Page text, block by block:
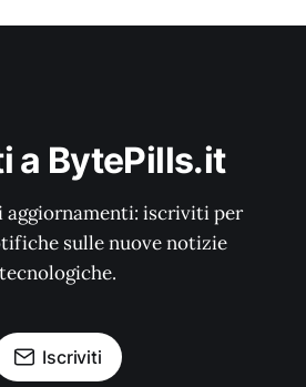
a BytePills.it
aggiornamenti: iscriviti per
sulle nuove notizie
tecnologiche.
Iscriviti